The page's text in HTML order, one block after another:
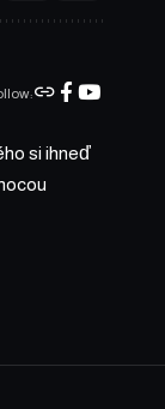
si ihneď